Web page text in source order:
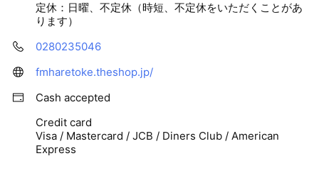
定休：日曜、不定休（時短、不定休をいただくことがあ
ります）
0280235046
fmharetoke.theshop.jp/
Cash accepted
Credit card
Visa / Mastercard / JCB / Diners Club / American
Express